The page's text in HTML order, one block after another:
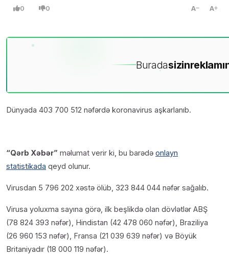
0 0 A A
Buradasizin
Dünyada 403 700 512 nəfərdə koronavirus aşkarlanıb.
“Qərb Xəbər” məlumat verir ki, bu barədə onlayn
statistikada qeyd olunur.
Virusdan 5 796 202 xəstə ölüb, 323 844 044 nəfər sağalıb.
Virusa yoluxma sayına görə, ilk beşlikdə olan dövlətlər ABŞ
(78 824 393 nəfər), Hindistan (42 478 060 nəfər), Braziliya
(26 960 153 nəfər), Fransa (21 039 639 nəfər) və Böyük
Britaniyadır (18 000 119 nəfər).